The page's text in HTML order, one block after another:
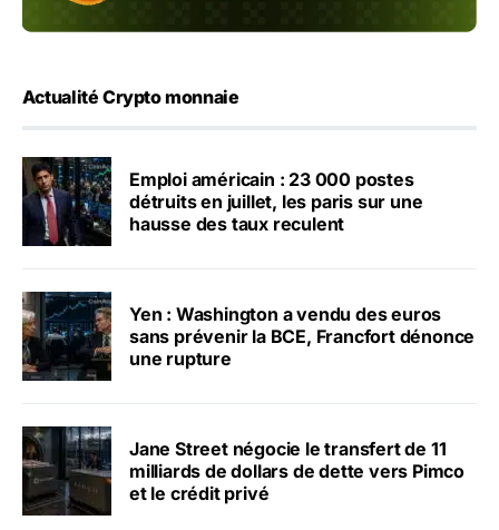
Actualité Crypto monnaie
Emploi américain : 23 000 postes
détruits en juillet, les paris sur une
hausse des taux reculent
Yen : Washington a vendu des euros
sans prévenir la BCE, Francfort dénonce
une rupture
Jane Street négocie le transfert de 11
milliards de dollars de dette vers Pimco
et le crédit privé